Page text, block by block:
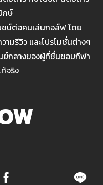
กษ์
ชน์ต่อคนเล่นกอล์ฟ โดย
มรีวิว และโปรโมชั่นต่างๆ
ย์กลางของผู้ที่ชื่นชอบกีฬา
จริง